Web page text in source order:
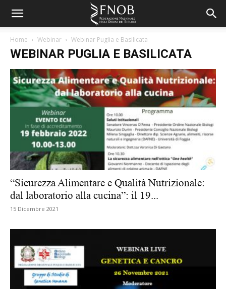
Home Webinar Webinar Puglia e Basilicata
WEBINAR PUGLIA E BASILICATA
“Sicurezza Alimentare e Qualità Nutrizionale:
dal laboratorio alla cucina”: il 19...
15 Dicembre 2021